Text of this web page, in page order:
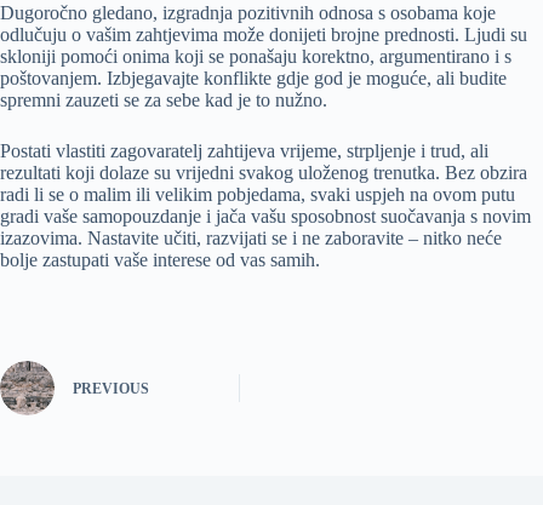
Dugoročno gledano, izgradnja pozitivnih odnosa s osobama koje
odlučuju o vašim zahtjevima može donijeti brojne prednosti. Ljudi su
skloniji pomoći onima koji se ponašaju korektno, argumentirano i s
poštovanjem. Izbjegavajte konflikte gdje god je moguće, ali budite
spremni zauzeti se za sebe kad je to nužno.
Postati vlastiti zagovaratelj zahtijeva vrijeme, strpljenje i trud, ali
rezultati koji dolaze su vrijedni svakog uloženog trenutka. Bez obzira
radi li se o malim ili velikim pobjedama, svaki uspjeh na ovom putu
gradi vaše samopouzdanje i jača vašu sposobnost suočavanja s novim
izazovima. Nastavite učiti, razvijati se i ne zaboravite – nitko neće
bolje zastupati vaše interese od vas samih.
PREVIOUS